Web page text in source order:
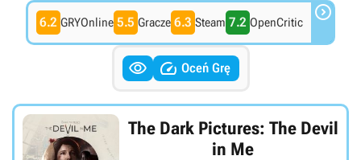
6.2 GRYOnline 5.5 Gracze 6.3 Steam 7.2 OpenCritic 
  Oceń Grę
The Dark Pictures: The Devil
in Me